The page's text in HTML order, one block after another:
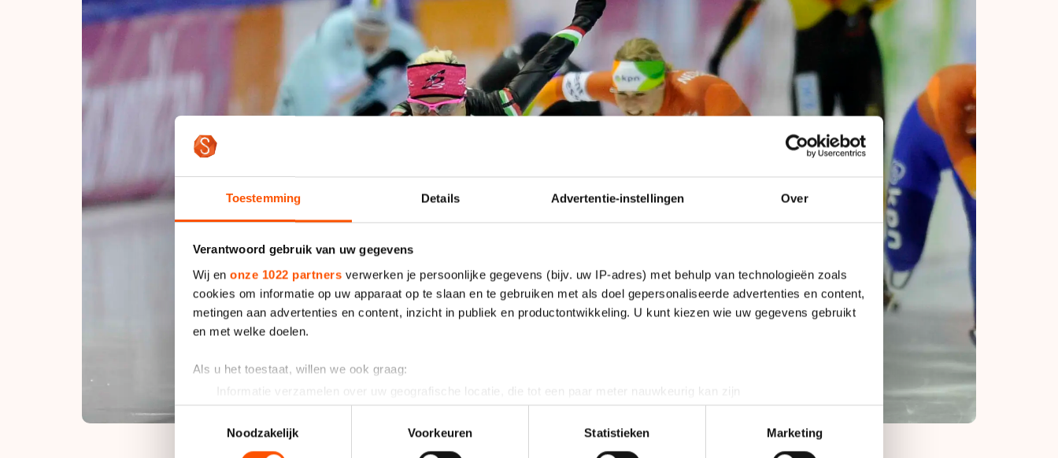
Toestemming Details Advertentie-instellingen Over
Verantwoord gebruik van uw gegevens
Wij en onze 1022 partners verwerken je persoonlijke gegevens (bijv. uw IP-adres) met behulp van technologieën zoals
cookies om informatie op uw apparaat op te slaan en te gebruiken met als doel gepersonaliseerde advertenties en content,
metingen aan advertenties en content, inzicht in publiek en productontwikkeling. U kunt kiezen wie uw gegevens gebruikt
en met welke doelen.
Als u het toestaat, willen we ook graag:
Informatie verzamelen over uw geografische locatie, die tot een paar meter nauwkeurig kan zijn
Uw apparaat identificeren door het actief te scannen op specifieke eigenschappen (fingerprinting)
Lees meer over hoe uw persoonlijke gegevens worden verwerkt en stel uw voorkeuren in het
detailgedeeltein. U kunt uw
toestemming op elk moment wijzigen of intrekken in de Cookieverklaring.
Toestemmingsselectie
Noodzakelijk
Voorkeuren Statistieken Marketing